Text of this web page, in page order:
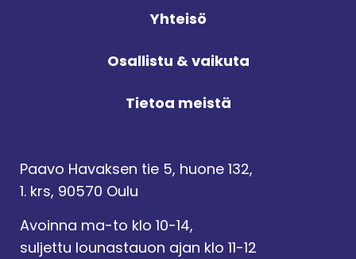
Yhteisö
Osallistu & vaikuta
Tietoa meistä
Paavo Havaksen tie 5, huone 132,
1. krs, 90570 Oulu
Avoinna ma-to klo 10-14,
suljettu lounastauon ajan klo 11-12